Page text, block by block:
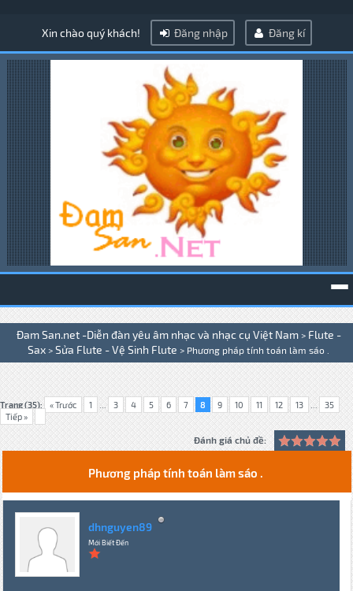
Xin chào quý khách! Đăng nhập Đăng kí
Đam San.net -Diễn đàn yêu âm nhạc và nhạc cụ Việt Nam > Flute -
Sax > Sửa Flute - Vệ Sinh Flute > Phương pháp tính toán làm sáo .
Trang (35): « Trước 1 ... 3 4 5 6 7 8 9 10 11 12 13 ... 35
Tiếp »
Đánh giá chủ đề:
Phương pháp tính toán làm sáo .
dhnguyen89
Mới Biết Đến